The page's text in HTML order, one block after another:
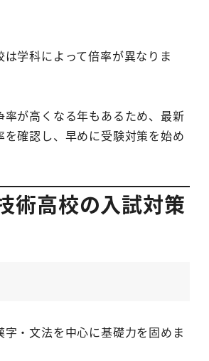
学科によって倍率が異なりま
率が高くなる年もあるため、最新
を確認し、早めに受験対策を始め
術高校の入試対策
・文法を中心に基礎力を固めま